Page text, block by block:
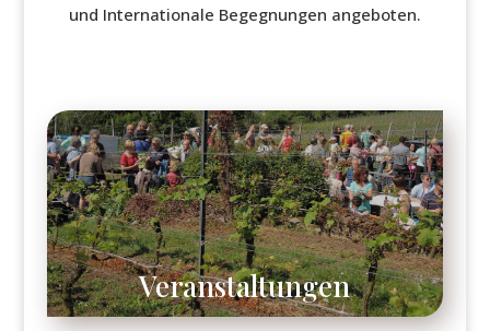
und Internationale Begegnungen angeboten.
Veranstaltungen